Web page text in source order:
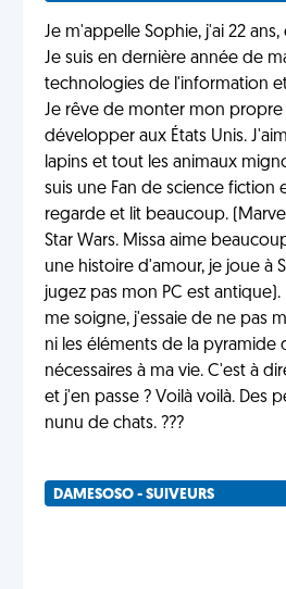
Je m'appelle Sophie, j'ai 22 ans,
Je suis en dernière année de
technologies de l'information
Je rêve de monter mon
développer aux États Unis.
lapins et tout les animaux
suis une Fan de science fiction
regarde et lit beaucoup.
Star Wars. Missa aime
une histoire d'amour, je joue à
jugez pas mon PC est
me soigne, j'essaie de ne pas
ni les éléments de la pyramide
nécessaires à ma vie. C'est à
et j'en passe ? Voilà voilà. Des
nunu de chats. ???
DAMESOSO - SUIVEURS